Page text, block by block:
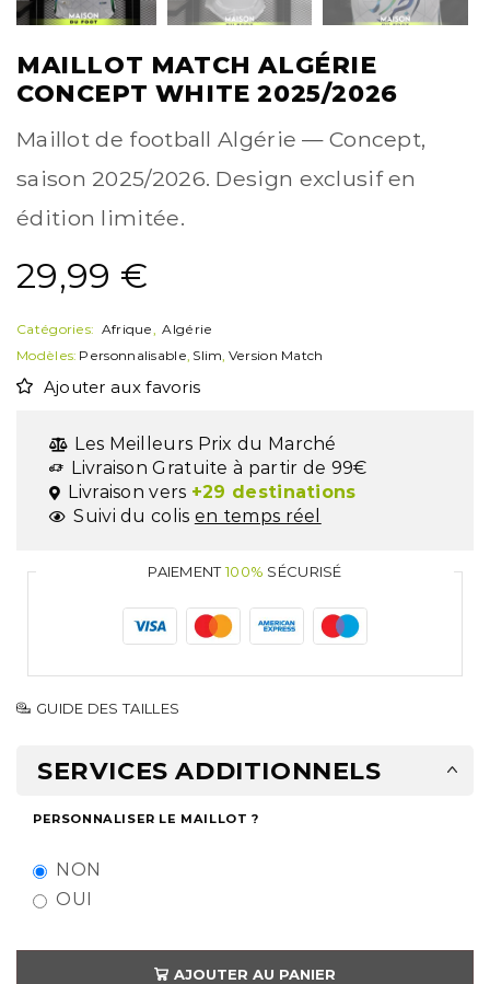
MAILLOT MATCH ALGÉRIE
CONCEPT WHITE 2025/2026
Maillot de football Algérie — Concept,
saison 2025/2026. Design exclusif en
édition limitée.
29,99 €
Catégories: Afrique, Algérie
Modèles: Personnalisable, Slim, Version Match
Ajouter aux favoris
Les Meilleurs Prix du Marché
Livraison Gratuite à partir de 99€
Livraison vers +29 destinations
Suivi du colis en temps réel
PAIEMENT100% SÉCURISÉ
GUIDE DES TAILLES
SERVICES ADDITIONNELS
PERSONNALISER LE MAILLOT ?
NON
OUI
AJOUTER AU PANIER